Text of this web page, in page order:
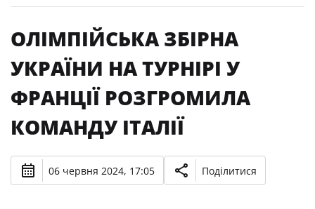
ОЛІМПІЙСЬКА ЗБІРНА
УКРАЇНИ НА ТУРНІРІ У
ФРАНЦІЇ РОЗГРОМИЛА
КОМАНДУ ІТАЛІЇ
06 червня 2024, 17:05 Поділитися